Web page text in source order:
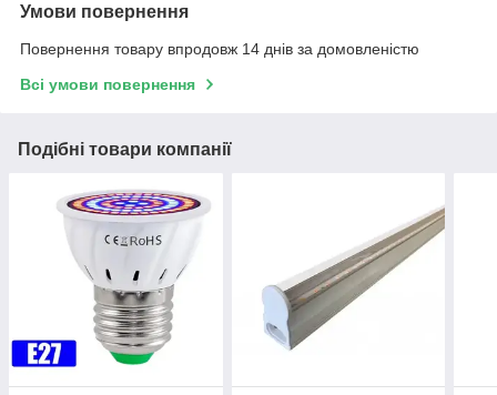
Умови повернення
Повернення товару впродовж 14 днів за домовленістю
Всі умови повернення
Подібні товари компанії